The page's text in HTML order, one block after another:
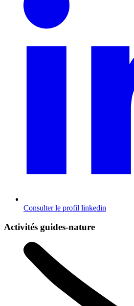
Consulter le profil linkedin
Activités guides-nature